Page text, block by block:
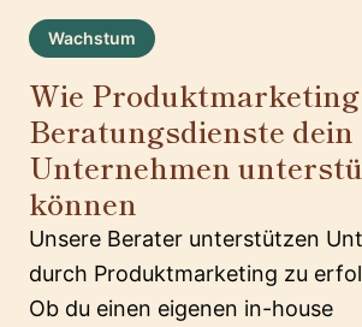
Wachstum
Wie Produktmarketing
Beratungsdienste dein
Unternehmen
können
Unsere Berater unterstützen
durch Produktmarketing zu
Ob du einen eigenen in-house